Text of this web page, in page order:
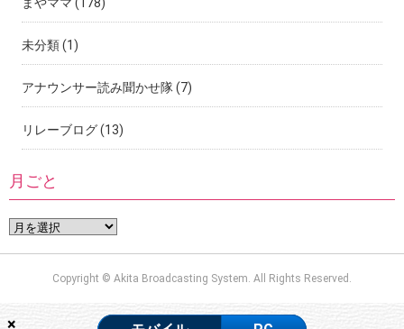
×
未分類(1)
アナウンサー読み聞かせ隊(7)
リレーブログ(13)
月ごと
Copyright © Akita Broadcasting System. All Rights Reserved.